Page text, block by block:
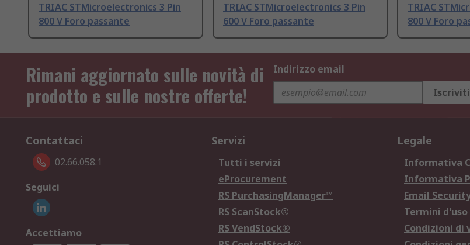
TRIAC STMicroelectronics 3 Pin
800 V Foro passante
TRIAC STMicroelectronics 3 Pin
600 V Foro passante
TRIAC
800 V Foro
Rimani aggiornato sulle novità di
prodotto e sulle nostre offerte!
Indirizzo email
Iscriviti
Contattaci
02.66.058.1
Seguici
Accettiamo
Servizi
Tutti i servizi
eProcurement
RS PurchasingManager™
RS ScanStock®
RS VendStock®
Legale
Informativa
Informativa
Email
Termini d'uso
Condizioni di